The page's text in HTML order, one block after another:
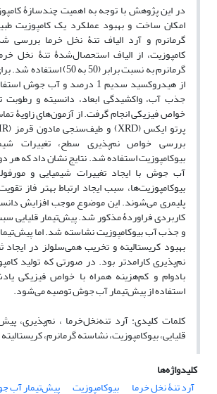
در این پژوهش با توجه به اهمیت چندسازۀ
امکان ساخت و بهبود عملکرد یک کامپوزیت
گرمانرم و آرد الیاف تنۀ نخل خرما بررسی
کامپوزیت، از الیاف استحصال‌شدۀ تنۀ نخل
گرمانرم به نسبت برابر (50 به
از هیدروکسید سدیم 1 درصد و آب
جذب آب، واکشیدگی ابعاد، دانسیته و رطوبت
خواص فیزیکی انجام گرفت. از آزمون‌های زاویۀ
بررسی خواص نم‌پذیری سطح، تغییرات
بیوکامپوزیت استفاده شد. نتایج نشان داد که هر
آب جوش با ایجاد تغییرات شیمیایی و
بیوکامپوزیت‌ها، سبب ایجاد ارتباط بهتر فاز
پلیمری می‌شوند. این موضوع موجب افزایش
کاربردی فراوردۀ مذکور شد. پیش‌تیمار قلیایی
و جذب آب بیوکامپوزیت نشاسته شد. اما
بهبود کریستالیته و تخریب همی‌سلولز در
نم‌پذیری کارامدتر بود. در صورتی که تولید
بادوام و کم‌هزینه همراه با خواص فیزیکی
استفاده از پیش‌تیمار آب جوش توصیه می‌شود.
کلمات کلیدی: آرد تنه‌نخل‌خرما ، نم‌پذیری،
قلیایی، بیوکامپوزیت، نشاسته گرمانرم، کریستالیته
کلیدواژه‌ها
آرد تنۀ نخل خرما
بیوکامپوزیت پیش‌تیمار آب